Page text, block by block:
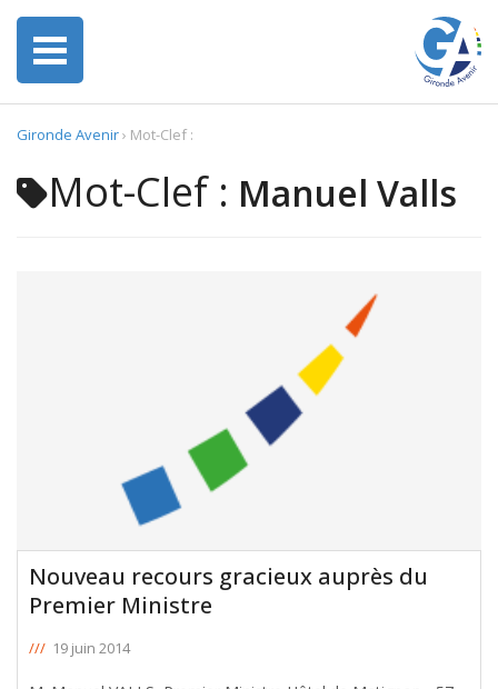
Gironde Avenir› Mot-Clef :
Mot-Clef : Manuel Valls
Nouveau recours gracieux auprès du
Premier Ministre
/// 19 juin 2014